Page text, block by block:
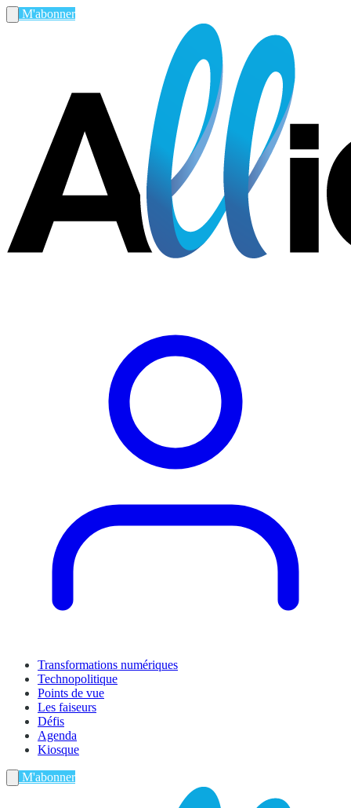
M'abonner
Transformations numériques
Technopolitique
Points de vue
Les faiseurs
Défis
Agenda
Kiosque
M'abonner